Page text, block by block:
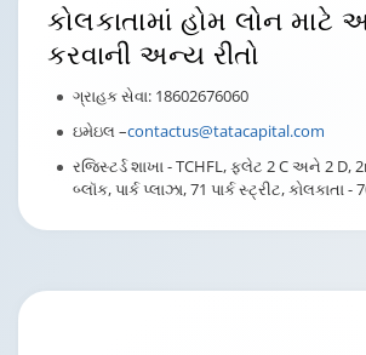
કોલકાતામાં હોમ લોન માટે
કરવાની અન્ય રીતો
ગ્રાહક સેવા: 18602676060
ઇમેઇલ –contactus@tatacapital.com
રજિસ્ટર્ડ શાખા - TCHFL, ફ્લેટ 2 C અને 2 D,
બ્લૉક, પાર્ક પ્લાઝા, 71 પાર્ક સ્ટ્રીટ, કોલકાતા -